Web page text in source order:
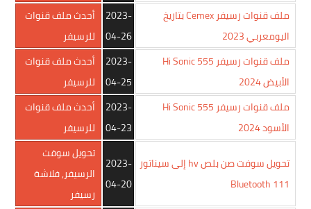
ملف قنوات رسيفر Cemex بتاريخ
اليومعربي 2023
2023-
04-26
أحدث ملف قنوات
للرسيفر
ملف قنوات رسيفر Hi Sonic 555
الأبيض 2024
2023-
04-25
أحدث ملف قنوات
للرسيفر
ملف قنوات رسيفر Hi Sonic 555
الأسود 2024
2023-
04-23
أحدث ملف قنوات
للرسيفر
تحويل سوفت صن بلص hv إلى سيناتور
111 Bluetooth
2023-
04-20
تحويل سوفت
الرسيفر,فلاشة
رسيفر